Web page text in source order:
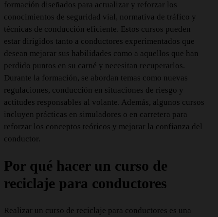
formación diseñados para actualizar y reforzar los
conocimientos de seguridad vial, normativa de tráfico y
técnicas de conducción eficiente. Estos cursos pueden
estar dirigidos tanto a conductores experimentados que
desean mejorar sus habilidades como a aquellos que han
perdido puntos en su carné y necesitan recuperarlos.
Durante la formación, se abordan temas como nuevas
regulaciones, conducción en situaciones de riesgo y
actitudes responsables al volante. Además, algunos cursos
incluyen prácticas en simuladores o en carretera para
reforzar los conceptos teóricos y mejorar la confianza del
conductor.
Por qué hacer un curso de
reciclaje para conductores
Realizar un curso de reciclaje para conductores es una